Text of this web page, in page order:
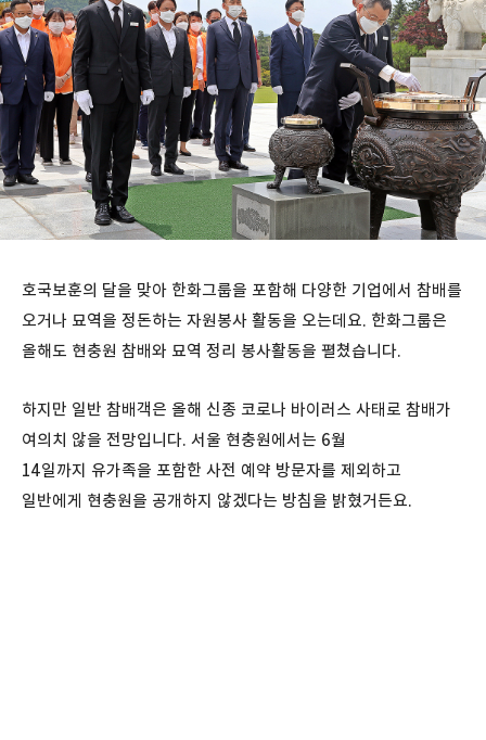
호국보훈의 달을 맞아 한화그룹을 포함해 다양한 기업에서 참배를
오거나 묘역을 정돈하는 자원봉사 활동을 오는데요. 한화그룹은
올해도 현충원 참배와 묘역 정리 봉사활동을 펼쳤습니다.
하지만 일반 참배객은 올해 신종 코로나 바이러스 사태로 참배가
여의치 않을 전망입니다. 서울 현충원에서는 6월
14일까지 유가족을 포함한 사전 예약 방문자를 제외하고
일반에게 현충원을 공개하지 않겠다는 방침을 밝혔거든요.